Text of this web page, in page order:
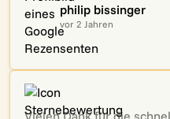
philip bissinger
vor 2 Jahren
Vielen Dank für die